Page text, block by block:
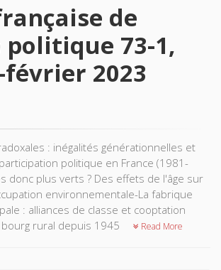
de
politique 73-1,
2023
: inégalités générationnelles et
politique en France (1981-
donc plus verts ? Des effets de l'âge sur
environnementale-La fabrique
: alliances de classe et cooptation
rural depuis 1945
Read More